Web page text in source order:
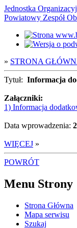
Jednostka
Powiatowy Zespół
» STRONA
Tytuł: Informacja
Załączniki:
1) Informacja
Data wprowadzenia:
WIĘCEJ »
POWRÓT
Menu Strony
Strona Główna
Mapa serwisu
Szukaj